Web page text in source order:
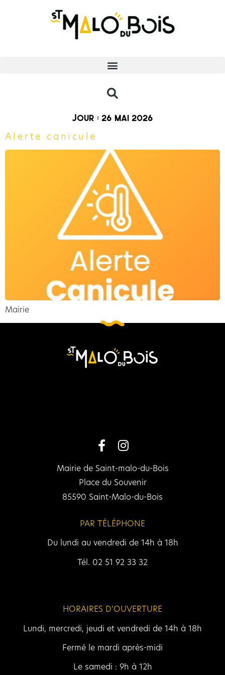
Jour : 26 mai 2026
Alerte canicule
Mairie
Mairie de Saint-malo-du-Bois
Place du Souvenir
85590 Saint-Malo-du-Bois
PAR TÉLÉPHONE
Du lundi au vendredi de 14h à 18h
Tél. 02 51 92 33 32
HORAIRES D’OUVERTURE
Lundi, mercredi, jeudi et vendredi de 14h à 18h
Fermé le mardi après-midi
Le samedi : 9h à 12h